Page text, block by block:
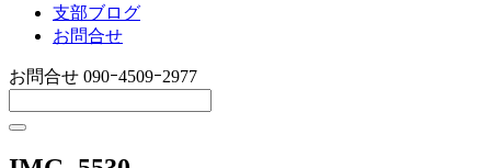
支部ブログ
お問合せ
お問合せ 090ｰ4509ｰ2977